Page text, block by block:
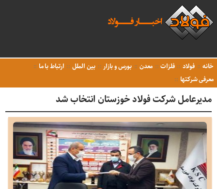
خانه فولاد فلزات معدن بورس و بازار بین الملل
ارتباط با ما
معرفی شرکتها
مدیرعامل شرکت فولاد خوزستان انتخاب شد